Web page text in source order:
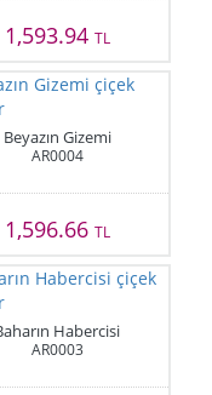
1,593.94 TL
Beyazın Gizemi
AR0004
1,596.66 TL
Habercisi
AR0003